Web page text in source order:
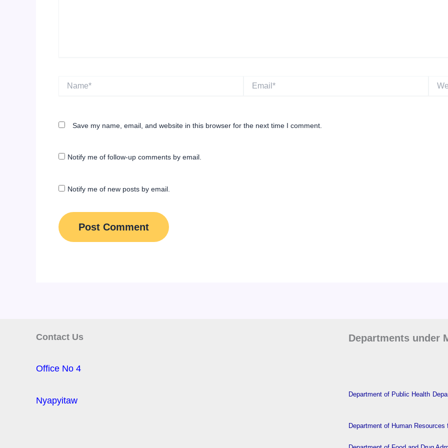
Name* Email*
Save my name, email, and website in this browser for the next time I comment.
Notify me of follow-up comments by email.
Notify me of new posts by email.
Contact Us
Office No 4
Nyapyitaw
Departments under
Department of Public Health
Department of Human Resources